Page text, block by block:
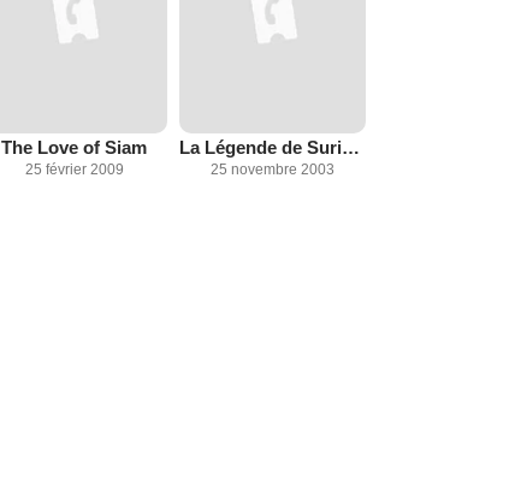
The Love of Siam
25 février 2009
La Légende de Suriyothai
25 novembre 2003